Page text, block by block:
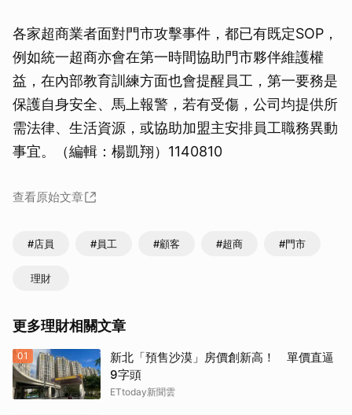
各家超商業者面對門市攻擊事件，都已有既定SOP，
例如統一超商亦會在第一時間協助門市夥伴維護權
益，在內部教育訓練方面也會提醒員工，第一要務是
保護自身安全、馬上報警，若有受傷，公司均提供所
需法律、生活資源，或協助加盟主安排員工職務異動
事宜。（編輯：楊凱翔）1140810
查看原始文章
#店員 #員工 #顧客 #超商 #門市
理財
更多理財相關文章
01
新北「預售沙漠」房價創新高！ 單價直逼
9字頭
ETtoday新聞雲